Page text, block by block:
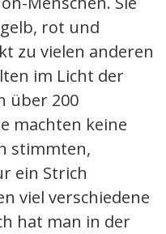
rot und
zu vielen anderen
im Licht der
über 200
machten keine
stimmten,
ein Strich
viel verschiedene
hat man in der